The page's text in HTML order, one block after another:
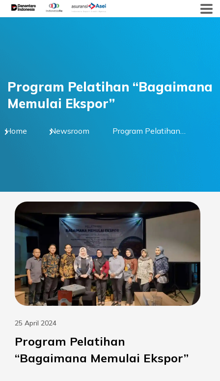
Skip
to
Program Pelatihan “Bagaimana
Memulai Ekspor”
Home Newsroom
Program Pelatihan
25 April 2024
Program Pelatihan
“Bagaimana Memulai Ekspor”